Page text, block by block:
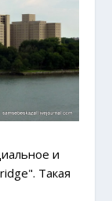
и
Такая